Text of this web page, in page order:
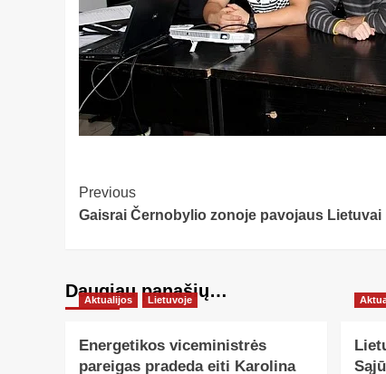
Post
Navigation
Previous
Gaisrai Černobylio zonoje pavojaus Lietuvai
Daugiau panašių…
Aktualijos Lietuvoje
Energetikos viceministrės
pareigas pradeda eiti Karolina